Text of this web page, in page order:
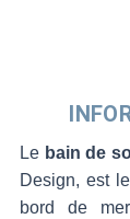
de
bord
de
mer
Le bain de
Design, est le
bord de